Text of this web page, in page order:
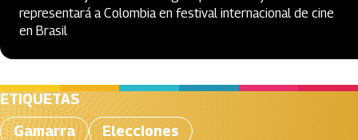
representará a Colombia en festival internacional de cine
en Brasil
ETIQUETAS
Gamarra
Elecciones